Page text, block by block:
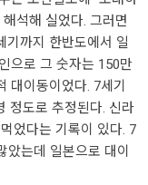
석해 실었다. 그러면
기까지 한반도에서 일
으로 그 숫자는 150만
대이동이었다. 7세기
정도로 추정된다. 신라
었다는 기록이 있다. 7
았는데 일본으로 대이